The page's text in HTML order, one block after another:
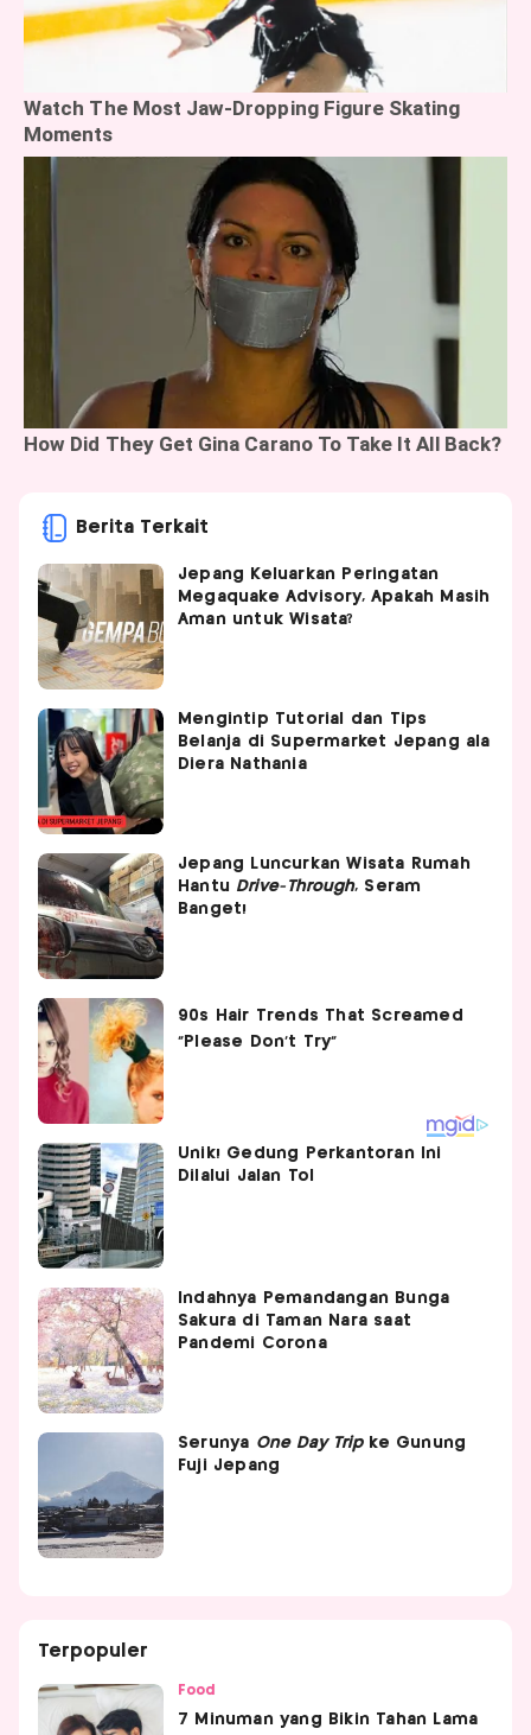
Berita Terkait
Jepang Keluarkan Peringatan
Megaquake Advisory, Apakah Masih
Aman untuk Wisata?
Mengintip Tutorial dan Tips
Belanja di Supermarket Jepang ala
Diera Nathania
Jepang Luncurkan Wisata Rumah
Hantu Drive-Through, Seram
Banget!
Unik! Gedung Perkantoran Ini
Dilalui Jalan Tol
Indahnya Pemandangan Bunga
Sakura di Taman Nara saat
Pandemi Corona
Serunya One Day Tripke Gunung
Fuji Jepang
Terpopuler
Food
7 Minuman yang Bikin Tahan Lama